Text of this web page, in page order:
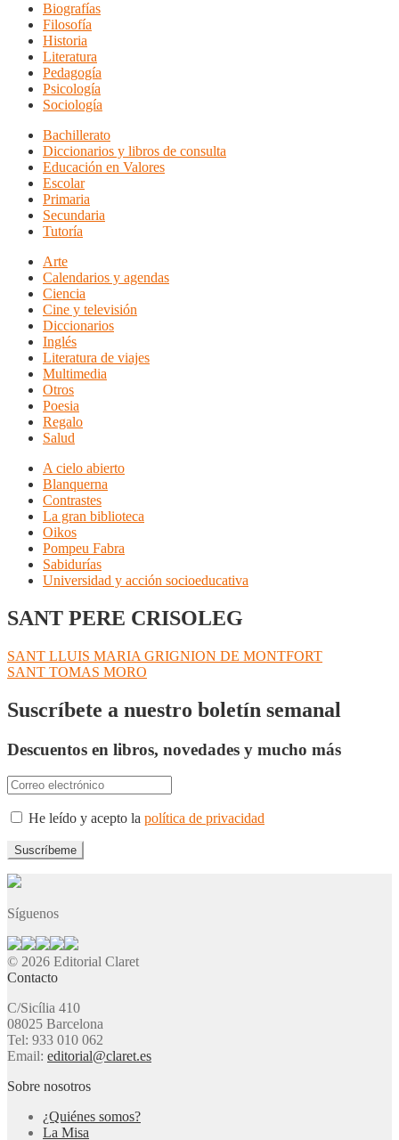
Biografías
Filosofía
Historia
Literatura
Pedagogía
Psicología
Sociología
Bachillerato
Diccionarios y libros de consulta
Educación en Valores
Escolar
Primaria
Secundaria
Tutoría
Arte
Calendarios y agendas
Ciencia
Cine y televisión
Diccionarios
Inglés
Literatura de viajes
Multimedia
Otros
Poesia
Regalo
Salud
A cielo abierto
Blanquerna
Contrastes
La gran biblioteca
Oikos
Pompeu Fabra
Sabidurías
Universidad y acción socioeducativa
SANT PERE CRISOLEG
Navegación
de
entradas
Anterior:
SANT LLUIS MARIA GRIGNION DE MONTFORT
Siguiente:
SANT TOMAS MORO
Suscríbete a nuestro boletín semanal
Descuentos en libros, novedades y mucho más
He leído y acepto la política de privacidad
Síguenos
© 2026 Editorial Claret
Contacto
C/Sicília 410
08025 Barcelona
Tel: 933 010 062
Email: editorial@claret.es
Sobre nosotros
¿Quiénes somos?
La Misa